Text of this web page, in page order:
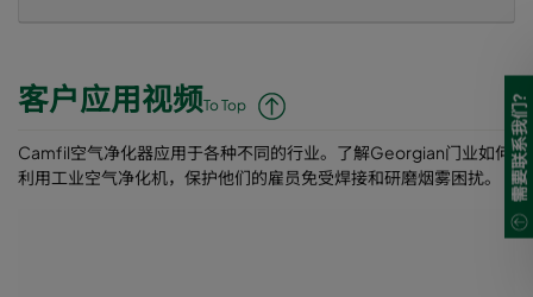
客户应用视频To Top
Camfil空气净化器应用于各种不同的行业。了解Georgian门业如何
利用工业空气净化机，保护他们的雇员免受焊接和研磨烟雾困扰。
需要联系我们?